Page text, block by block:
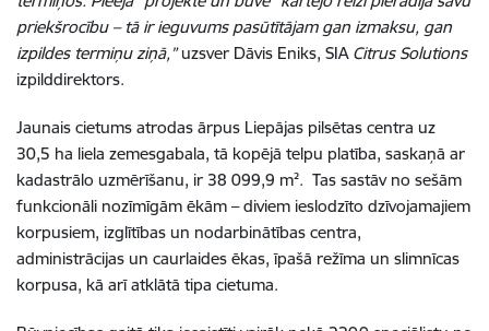
priekšrocību – tā ir ieguvums pasūtītājam gan izmaksu, gan
izpildes termiņu ziņā,”uzsver Dāvis Eniks, SIA Citrus Solutions
izpilddirektors.
Jaunais cietums atrodas ārpus Liepājas pilsētas centra uz
30,5 ha liela zemesgabala, tā kopējā telpu platība, saskaņā ar
kadastrālo uzmērīšanu, ir 38 099,9 m². Tas sastāv no sešām
funkcionāli nozīmīgām ēkām – diviem ieslodzīto dzīvojamajiem
korpusiem, izglītības un nodarbinātības centra,
administrācijas un caurlaides ēkas, īpašā režīma un slimnīcas
korpusa, kā arī atklātā tipa cietuma.